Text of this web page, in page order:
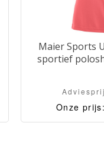
Maier Sports
sportief
Onze prijs: